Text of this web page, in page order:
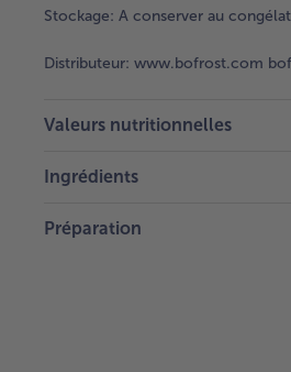
Stockage: A conserver au
Distributeur: www.bofrost.com
Valeurs nutritionnelles
Ingrédients
Préparation